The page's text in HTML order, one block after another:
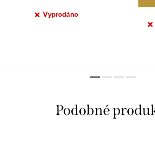
Vyprodáno